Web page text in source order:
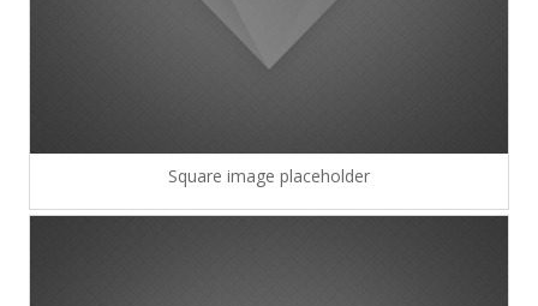
Square image placeholder